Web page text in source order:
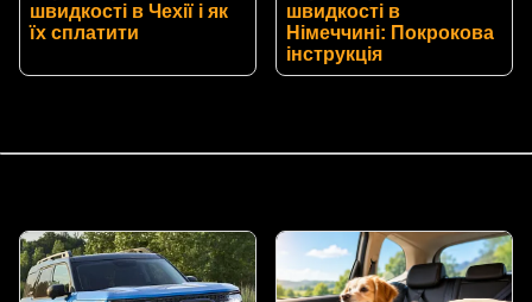
швидкості в Чехії і як
їх сплатити
швидкості в
Німеччині: Покрокова
інструкція